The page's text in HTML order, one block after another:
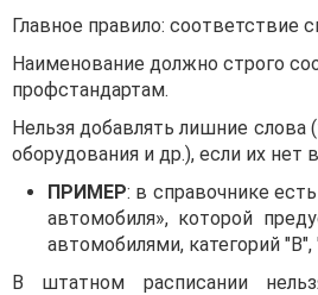
Главное правило: соответствие
Наименование должно строго
профстандартам.
Нельзя добавлять лишние слова
оборудования и др.), если их нет
ПРИМЕР: в справочнике
автомобиля», которой
автомобилями, категорий "B",
В штатном расписании